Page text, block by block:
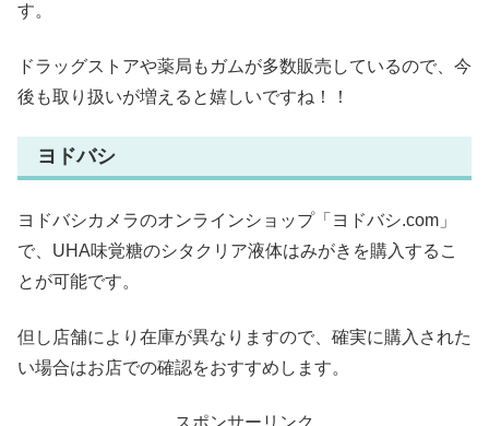
す。
ドラッグストアや薬局もガムが多数販売しているので、今
後も取り扱いが増えると嬉しいですね！！
ヨドバシ
ヨドバシカメラのオンラインショップ「ヨドバシ.com」
で、UHA味覚糖のシタクリア液体はみがきを購入するこ
とが可能です。
但し店舗により在庫が異なりますので、確実に購入された
い場合はお店での確認をおすすめします。
スポンサーリンク